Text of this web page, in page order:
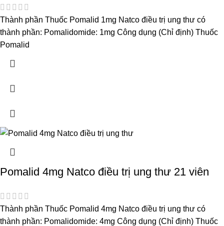
Thành phần Thuốc Pomalid 1mg Natco điều trị ung thư có
thành phần: Pomalidomide: 1mg Công dụng (Chỉ định) Thuốc
Pomalid
Pomalid 4mg Natco điều trị ung thư 21 viên
Thành phần Thuốc Pomalid 4mg Natco điều trị ung thư có
thành phần: Pomalidomide: 4mg Công dụng (Chỉ định) Thuốc